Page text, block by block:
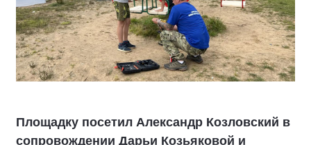
Площадку посетил Александр Козловский в
сопровождении Дарьи Козьяковой и